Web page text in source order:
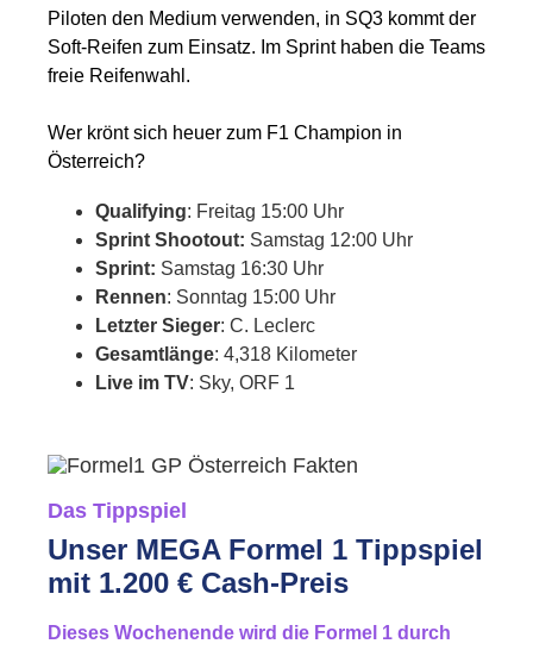
Piloten den Medium verwenden, in SQ3 kommt der
Soft-Reifen zum Einsatz. Im Sprint haben die Teams
freie Reifenwahl.
Wer krönt sich heuer zum F1 Champion in
Österreich?
Qualifying: Freitag 15:00 Uhr
Sprint Shootout: Samstag 12:00 Uhr
Sprint: Samstag 16:30 Uhr
Rennen: Sonntag 15:00 Uhr
Letzter Sieger: C. Leclerc
Gesamtlänge: 4,318 Kilometer
Live im TV: Sky, ORF 1
Das Tippspiel
Unser MEGA Formel 1 Tippspiel
mit 1.200 € Cash-Preis
Dieses Wochenende wird die Formel 1 durch